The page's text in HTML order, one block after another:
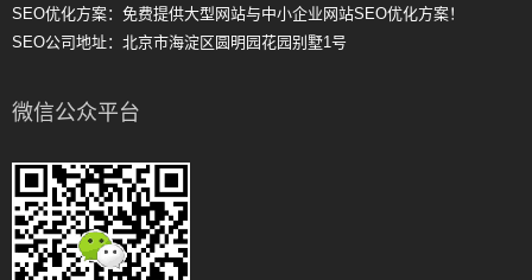
SEO优化方案：免费提供大型网站与中小企业网站SEO优化方案！
SEO公司地址：北京市海淀区圆明园花园别墅1号
微信公众平台